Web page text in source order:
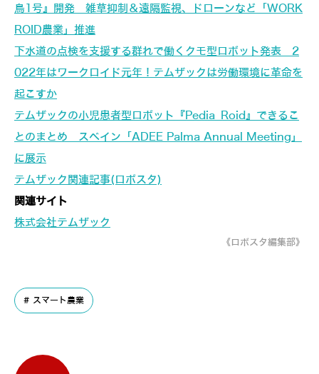
鳥1号』開発 雑草抑制＆遠隔監視、ドローンなど「WORK
ROID農業」推進
下水道の点検を支援する群れで働くクモ型ロボット発表 2
022年はワークロイド元年！テムザックは労働環境に革命を
起こすか
テムザックの小児患者型ロボット『Pedia_Roid』できるこ
とのまとめ スペイン「ADEE Palma Annual Meeting」
に展示
テムザック関連記事(ロボスタ)
関連サイト
株式会社テムザック
《ロボスタ編集部》
スマート農業